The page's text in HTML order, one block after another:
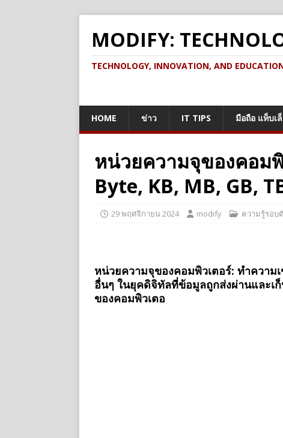
MODIFY:
TECHNOLOGY, INNOVATION, AND
HOME ข่าว IT TIPS มือถือ แท็บเ
หน่วยความจุของคอม
Byte, KB, MB, GB,
29 พฤศจิกายน 2024 modify ความรู้รอบ
หน่วยความจุของคอมพิวเตอร์: ทำความ
อื่นๆ ในยุคดิจิทัลที่ข้อมูลถูกส่งผ่านและเ
ของคอมพิวเตอ